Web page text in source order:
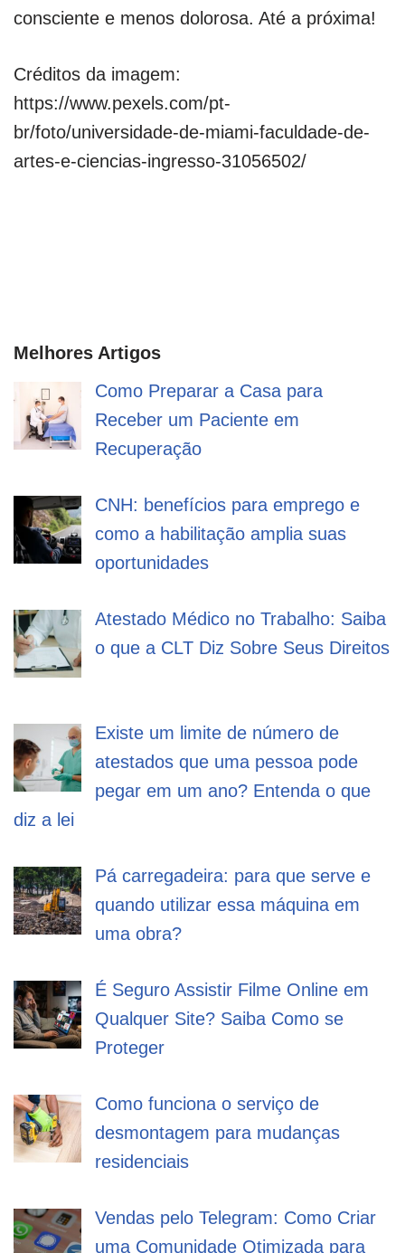
consciente e menos dolorosa. Até a próxima!
Créditos da imagem:
https://www.pexels.com/pt-
br/foto/universidade-de-miami-faculdade-de-
artes-e-ciencias-ingresso-31056502/
Melhores Artigos
Como Preparar a Casa para
Receber um Paciente em
Recuperação
CNH: benefícios para emprego e
como a habilitação amplia suas
oportunidades
Atestado Médico no Trabalho: Saiba
o que a CLT Diz Sobre Seus Direitos
Existe um limite de número de
atestados que uma pessoa pode
pegar em um ano? Entenda o que
diz a lei
Pá carregadeira: para que serve e
quando utilizar essa máquina em
uma obra?
É Seguro Assistir Filme Online em
Qualquer Site? Saiba Como se
Proteger
Como funciona o serviço de
desmontagem para mudanças
residenciais
Vendas pelo Telegram: Como Criar
uma Comunidade Otimizada para